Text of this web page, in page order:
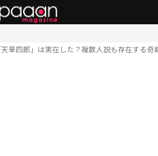
草四郎」は実在した？複数人説も存在する奇